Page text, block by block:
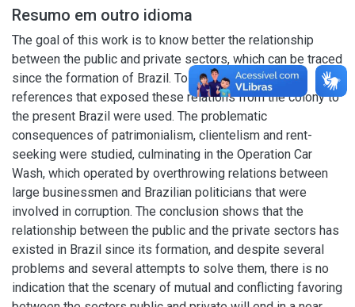
Resumo em outro idioma
The goal of this work is to know better the relationship
between the public and private sectors, which can be traced
since the formation of Brazil. To do it, bibliographical
references that exposed these relations from the colony to
the present Brazil were used. The problematic
consequences of patrimonialism, clientelism and rent-
seeking were studied, culminating in the Operation Car
Wash, which operated by overthrowing relations between
large businessmen and Brazilian politicians that were
involved in corruption. The conclusion shows that the
relationship between the public and the private sectors has
existed in Brazil since its formation, and despite several
problems and several attempts to solve them, there is no
indication that the scenary of mutual and conflicting favoring